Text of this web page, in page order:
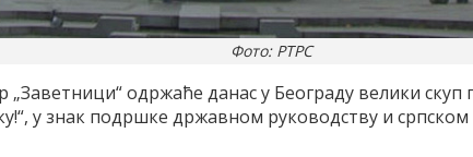
Фото: РТРС
„Заветници“ одржаће данас у Београду велики скуп
у знак подршке државном руководству и